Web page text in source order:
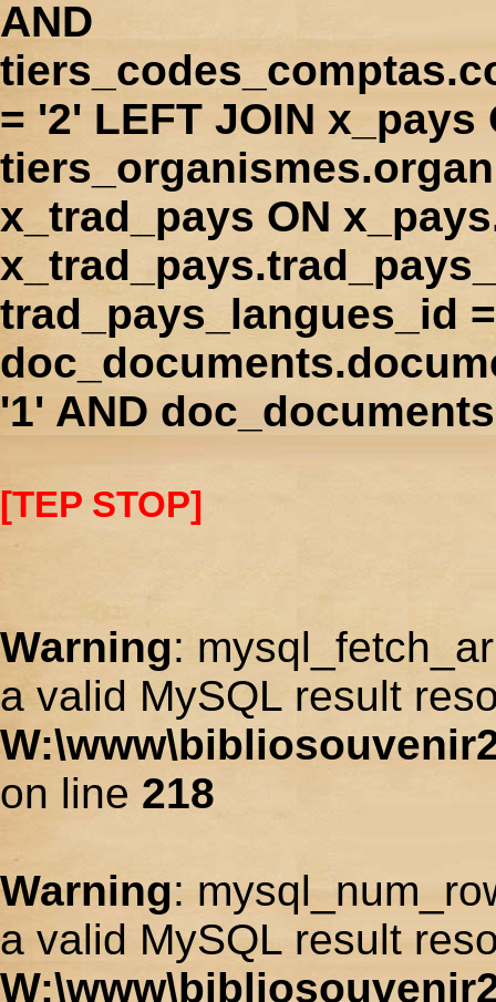
AND
= '2' LEFT JOIN
x_trad_pays ON
trad_pays_langues_id
'1' AND
[TEP STOP]
Warning:
a valid MySQL result
on line 218
Warning:
a valid MySQL result